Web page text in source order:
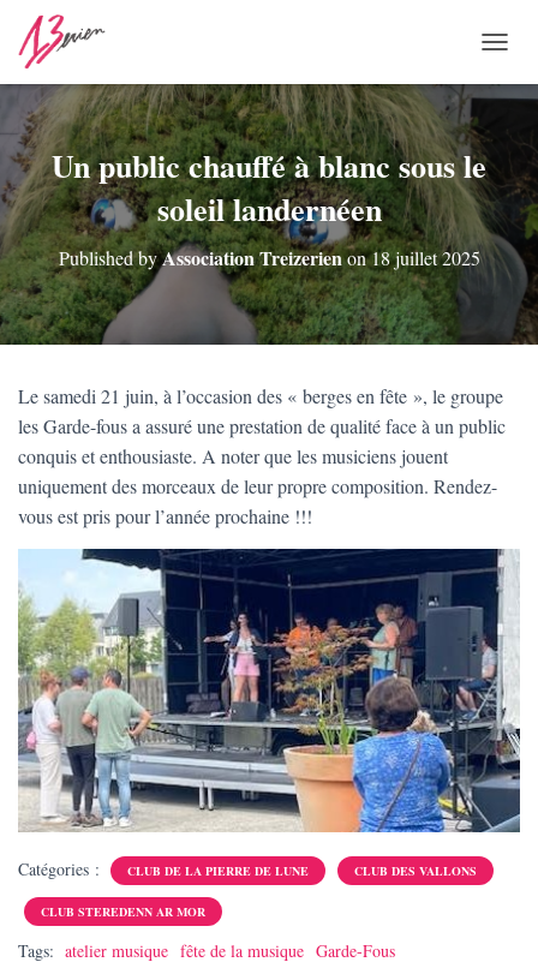
U
F
E
N
A
G
I
O
N
Un public chauffé à blanc sous le
soleil landernéen
Published byAssociation Treizerienon18 juillet 2025
Le samedi 21 juin, à l’occasion des « berges en fête », le groupe
les Garde-fous a assuré une prestation de qualité face à un public
conquis et enthousiaste. A noter que les musiciens jouent
uniquement des morceaux de leur propre composition. Rendez-
vous est pris pour l’année prochaine !!!
Catégories : CLUB DE LA PIERRE DE LUNE CLUB DES VALLONS
CLUB STEREDENN AR MOR
Tags: atelier musique fête de la musique Garde-Fous